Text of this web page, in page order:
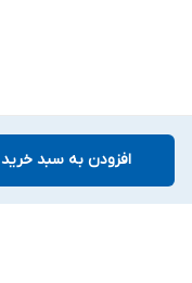
افزودن به سبد خرید